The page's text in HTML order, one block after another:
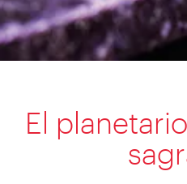
El